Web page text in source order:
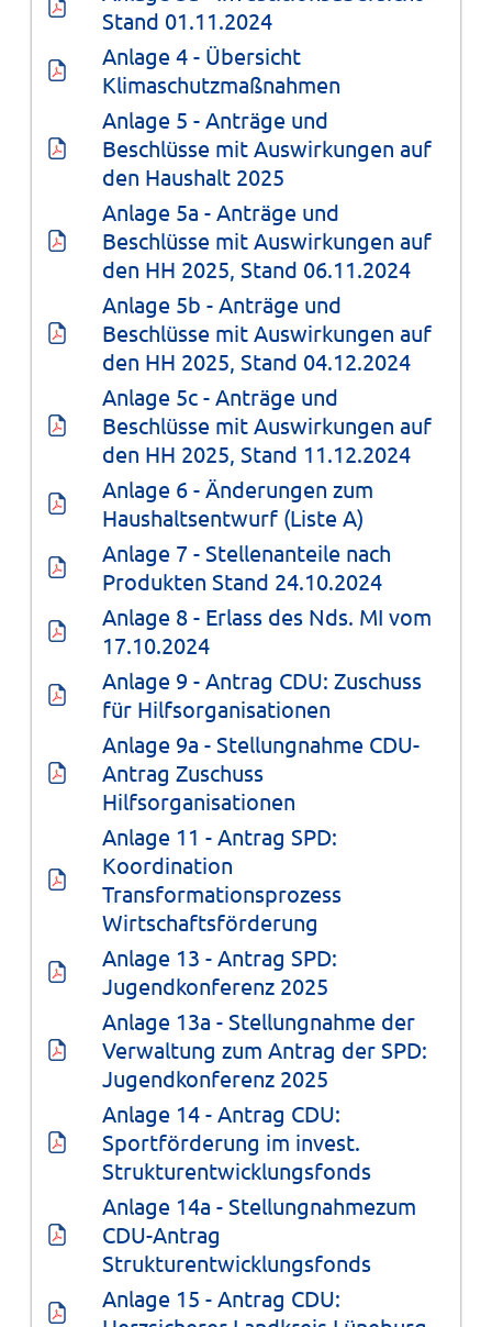
Stand 01.11.2024
Anlage 4 - Übersicht
Klimaschutzmaßnahmen
Anlage 5 - Anträge und
Beschlüsse mit Auswirkungen auf
den Haushalt 2025
Anlage 5a - Anträge und
Beschlüsse mit Auswirkungen auf
den HH 2025, Stand 06.11.2024
Anlage 5b - Anträge und
Beschlüsse mit Auswirkungen auf
den HH 2025, Stand 04.12.2024
Anlage 5c - Anträge und
Beschlüsse mit Auswirkungen auf
den HH 2025, Stand 11.12.2024
Anlage 6 - Änderungen zum
Haushaltsentwurf (Liste A)
Anlage 7 - Stellenanteile nach
Produkten Stand 24.10.2024
Anlage 8 - Erlass des Nds. MI vom
17.10.2024
Anlage 9 - Antrag CDU: Zuschuss
für Hilfsorganisationen
Anlage 9a - Stellungnahme CDU-
Antrag Zuschuss
Hilfsorganisationen
Anlage 11 - Antrag SPD:
Koordination
Transformationsprozess
Wirtschaftsförderung
Anlage 13 - Antrag SPD:
Jugendkonferenz 2025
Anlage 13a - Stellungnahme der
Verwaltung zum Antrag der SPD:
Jugendkonferenz 2025
Anlage 14 - Antrag CDU:
Sportförderung im invest.
Strukturentwicklungsfonds
Anlage 14a - Stellungnahmezum
CDU-Antrag
Strukturentwicklungsfonds
Anlage 15 - Antrag CDU: